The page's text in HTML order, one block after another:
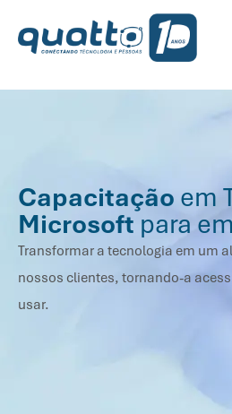
Capacitação em
Microsoft para
Transformar a tecnologia em um
nossos clientes, tornando-a
usar.